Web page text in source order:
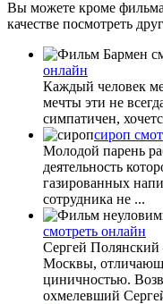
Вы можете кроме
качестве посмотреть
онлайн
Каждый человек
мечты эти не
симпатичен,
сироп
Молодой парень
деятельность
газированных
сотрудника не ...
смотреть онлайн
Сергей Полянский
Москвы,
циничностью.
охмелевший